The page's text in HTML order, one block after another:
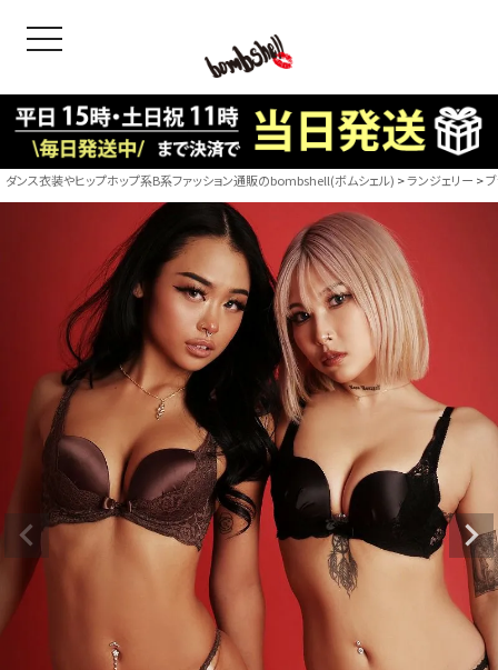
toggle navigation
＝ボムシェル】はダンス衣装専門ブランド。
衣装ならお任せ！オリジナル衣装やダンス衣装のトータル
ィネートのご提案。 ボムシェルならではの最新で斬新な
えをお届け。 撮影で使用してる小物や靴などダンサー必
ーデはイメージしやすく、全てボムシェルでご購入可能。
とは差別化出来るしっかりした衣装のご提案はダンサー
ージ映えを全力で応援してます。
商品一覧
B/bomb
【B/
「これど
好き女子
レッスン
シルエット
ンなど、
ゃれ女子
ダンス衣装やヒップホップ系B系ファッション通販のbombshell(ボムシェル) ランジェリー